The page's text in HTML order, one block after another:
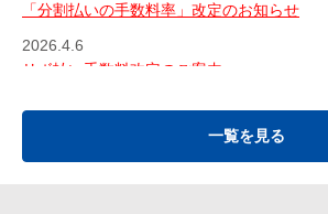
「分割払いの手数料率」改定のお知らせ
2026.4.6
リボ払い手数料改定のご案内
仙台市地下鉄東西線でクレジットカード等
一覧を見る